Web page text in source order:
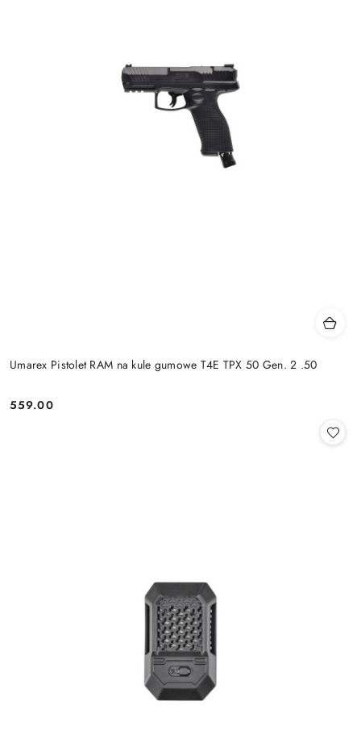
Umarex Pistolet RAM na kule gumowe T4E TPX 50 Gen. 2 .50
Cena:
559.00